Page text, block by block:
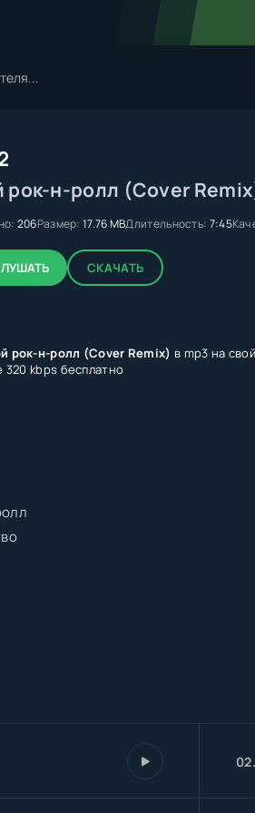
рок-н-ролл (Cover
206Размер: 17.76 MBДлительность: 7:45
СКАЧАТЬ
рок-н-ролл (Cover Remix) в mp3 на
320 kbps бесплатно
02.